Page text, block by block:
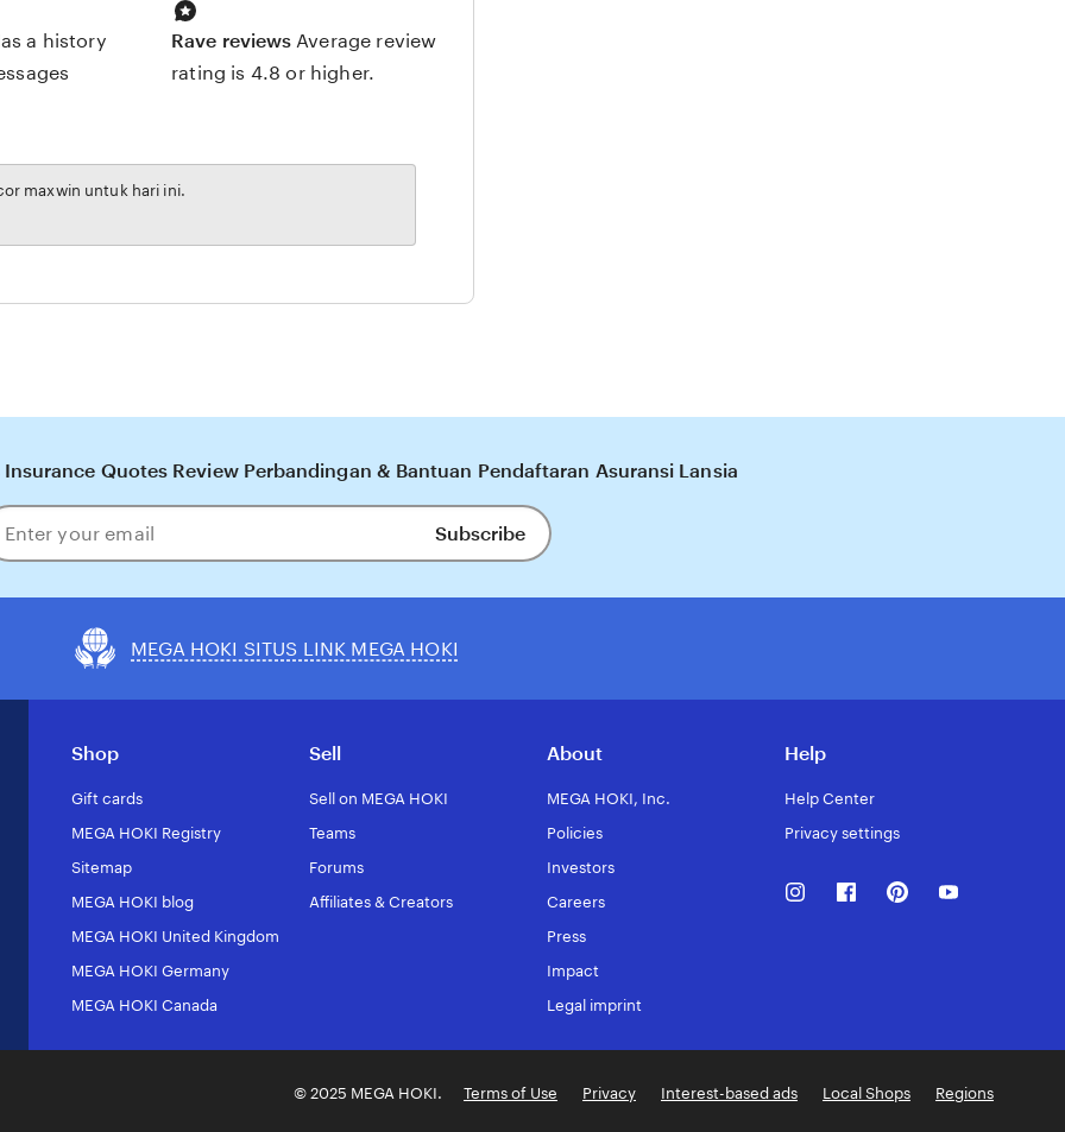
a history
Rave reviews Average review
rating is 4.8 or higher.
maxwin untuk hari ini.
Insurance Quotes Review Perbandingan & Bantuan Pendaftaran Asuransi Lansia
Subscribe
MEGA HOKI SITUS LINK MEGA HOKI
Shop
Gift cards
MEGA HOKI Registry
Sitemap
MEGA HOKI blog
MEGA HOKI United Kingdom
MEGA HOKI Germany
MEGA HOKI Canada
Sell
Sell on MEGA HOKI
Teams
Forums
Affiliates & Creators
About
MEGA HOKI, Inc.
Policies
Investors
Careers
Press
Impact
Legal imprint
Help
Help Center
Privacy settings
InstagramFacebookPinterest
© 2025 MEGA HOKI. Terms of Use Privacy Interest-based ads Local Shops Regions